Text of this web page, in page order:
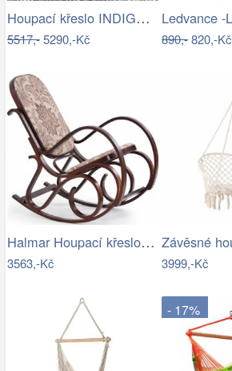
Houpací křeslo INDIGO Halmar
5517,-5290,-Kč 890,-820,-Kč
Halmar Houpací křeslo Max II ořech…
3563,-Kč 3999,-Kč
- 17%